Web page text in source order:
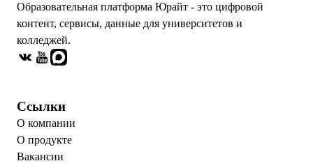
Образовательная платформа Юрайт - это цифровой
контент, сервисы, данные для университетов и
колледжей.
Ссылки
О компании
О продукте
Вакансии